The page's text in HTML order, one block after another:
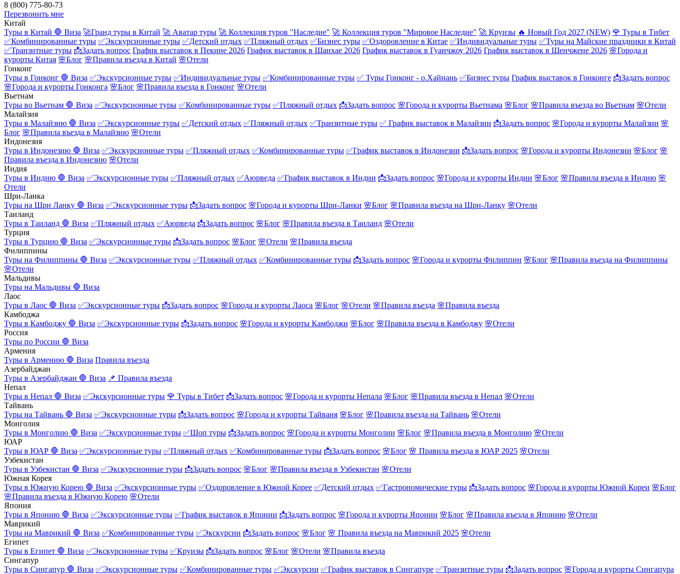
8 (800) 775-80-73
Перезвонить мне
Китай
Туры в Китай 🛑 Виза 🚀Гранд туры в Китай 🚀 Аватар туры 🚀 Коллекция туров "Наследие" 🚀 Коллекция туров "Мировое Наследие" 🚀 Круизы 🔥 Новый Год 2027 (NEW) 🌹 Туры в Тибет
✅Комбинированные туры ✅Экскурсионные туры ✅Детский отдых ✅Пляжный отдых ✅Бизнес туры ✅Оздоровление в Китае ✅Индивидуальные туры ✅Туры на Майские праздники в Китай
✅Транзитные туры 📩Задать вопрос График выставок в Пекине 2026 График выставок в Шанхае 2026 График выставок в Гуанчжоу 2026 График выставок в Шенчжене 2026 🌸Города и
курорты Китая 🌸Блог 🌸Правила въезда в Китай 🌸Отели
Гонконг
Туры в Гонконг 🛑 Виза ✅Экскурсионные туры ✅Индивидуальные туры ✅Комбинированные туры ✅ Туры Гонконг - о.Хайнань ✅Бизнес туры График выставок в Гонконге 📩Задать вопрос
🌸Города и курорты Гонконга 🌸Блог 🌸Правила въезда в Гонконг 🌸Отели
Вьетнам
Туры во Вьетнам 🛑 Виза ✅Экскурсионные туры ✅Комбинированные туры ✅Пляжный отдых 📩Задать вопрос 🌸Города и курорты Вьетнама 🌸Блог 🌸Правила въезда во Вьетнам 🌸Отели
Малайзия
Туры в Малайзию 🛑 Виза ✅Экскурсионные туры ✅Детский отдых ✅Пляжный отдых ✅Транзитные туры ✅ График выставок в Малайзии 📩Задать вопрос 🌸Города и курорты Малайзии 🌸
Блог 🌸Правила въезда в Малайзию 🌸Отели
Индонезия
Туры в Индонезию 🛑 Виза ✅Экскурсионные туры ✅Пляжный отдых ✅Комбинированные туры ✅График выставок в Индонезии 📩Задать вопрос 🌸Города и курорты Индонезии 🌸Блог 🌸
Правила въезда в Индонезию 🌸Отели
Индия
Туры в Индию 🛑 Виза ✅Экскурсионные туры ✅Пляжный отдых ✅Аюрведа ✅График выставок в Индии 📩Задать вопрос 🌸Города и курорты Индии 🌸Блог 🌸Правила въезда в Индию 🌸
Отели
Шри-Ланка
Туры на Шри Ланку 🛑 Виза ✅Экскурсионные туры 📩Задать вопрос 🌸Города и курорты Шри-Ланки 🌸Блог 🌸Правила въезда на Шри-Ланку 🌸Отели
Таиланд
Туры в Таиланд 🛑 Виза ✅Пляжный отдых ✅Аюрведа 📩Задать вопрос 🌸Блог 🌸Правила въезда в Таиланд 🌸Отели
Турция
Туры в Турцию 🛑 Виза ✅Экскурсионные туры 📩Задать вопрос 🌸Блог 🌸Отели 🌸Правила въезда
Филиппины
Туры на Филиппины 🛑 Виза ✅Экскурсионные туры ✅Пляжный отдых ✅Комбинированные туры 📩Задать вопрос 🌸Города и курорты Филиппин 🌸Блог 🌸Правила въезда на Филиппины
🌸Отели
Мальдивы
Туры на Мальдивы 🛑 Виза
Лаос
Туры в Лаос 🛑 Виза ✅Экскурсионные туры 📩Задать вопрос 🌸Города и курорты Лаоса 🌸Блог 🌸Отели 🌸Правила въезда 🌸Правила въезда
Камбоджа
Туры в Камбоджу 🛑 Виза ✅Экскурсионные туры 📩Задать вопрос 🌸Города и курорты Камбоджи 🌸Блог 🌸Правила въезда в Камбоджу 🌸Отели
Россия
Туры по России 🛑 Виза
Армения
Туры в Армению 🛑 Виза Правила въезда
Азербайджан
Туры в Азербайджан 🛑 Виза 📌 Правила въезда
Непал
Туры в Непал 🛑 Виза ✅Экскурсионные туры 🌹 Туры в Тибет 📩Задать вопрос 🌸Города и курорты Непала 🌸Блог 🌸Правила въезда в Непал 🌸Отели
Тайвань
Туры на Тайвань 🛑 Виза ✅Экскурсионные туры 📩Задать вопрос 🌸Города и курорты Тайваня 🌸Блог 🌸Правила въезда на Тайвань 🌸Отели
Монголия
Туры в Монголию 🛑 Виза ✅Экскурсионные туры ✅Шоп туры 📩Задать вопрос 🌸Города и курорты Монголии 🌸Блог 🌸Правила въезда в Монголию 🌸Отели
ЮАР
Туры в ЮАР 🛑 Виза ✅Экскурсионные туры ✅Пляжный отдых ✅Комбинированные туры 📩Задать вопрос 🌸Блог 🌸 Правила въезда в ЮАР 2025 🌸Отели
Узбекистан
Туры в Узбекистан 🛑 Виза ✅Экскурсионные туры 📩Задать вопрос 🌸Блог 🌸Правила въезда в Узбекистан 🌸Отели
Южная Корея
Туры в Южную Корею 🛑 Виза ✅Экскурсионные туры ✅Оздоровление в Южной Корее ✅Детский отдых ✅Гастрономические туры 📩Задать вопрос 🌸Города и курорты Южной Кореи 🌸Блог
🌸Правила въезда в Южную Корею 🌸Отели
Япония
Туры в Японию 🛑 Виза ✅Экскурсионные туры ✅График выставок в Японии 📩Задать вопрос 🌸Города и курорты Японии 🌸Блог 🌸Правила въезда в Японию 🌸Отели
Маврикий
Туры на Маврикий 🛑 Виза ✅Комбинированные туры ✅Экскурсии 📩Задать вопрос 🌸Блог 🌸 Правила въезда на Маврикий 2025 🌸Отели
Египет
Туры в Египет 🛑 Виза ✅Экскурсионные туры ✅Круизы 📩Задать вопрос 🌸Блог 🌸Отели 🌸Правила въезда
Сингапур
Туры в Сингапур 🛑 Виза ✅Экскурсионные туры ✅Комбинированные туры ✅Экскурсии ✅График выставок в Сингапуре ✅Транзитные туры 📩Задать вопрос 🌸Города и курорты Сингапура